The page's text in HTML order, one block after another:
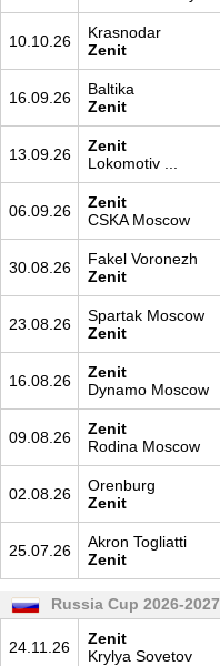
10.10.26
Krasnodar
Zenit
16.09.26
Baltika
Zenit
13.09.26
Zenit
Lokomotiv ...
06.09.26
Zenit
CSKA Moscow
30.08.26
Fakel Voronezh
Zenit
23.08.26
Spartak Moscow
Zenit
16.08.26
Zenit
Dynamo Moscow
09.08.26
Zenit
Rodina Moscow
02.08.26
Orenburg
Zenit
25.07.26
Akron Togliatti
Zenit
Russia Cup 2026-2027
24.11.26
Zenit
Krylya Sovetov